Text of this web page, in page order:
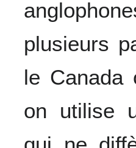
plusieurs
le Canada
on utilise